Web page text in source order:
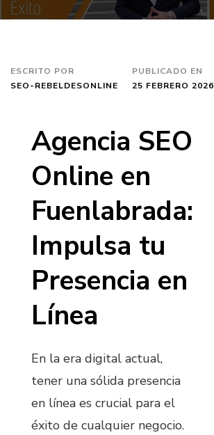
ESCRITO POR
SEO-REBELDESONLINE
PUBLICADO EN
25 FEBRERO 2026
Agencia SEO
Online en
Fuenlabrada:
Impulsa tu
Presencia en
Línea
En la era digital actual,
tener una sólida presencia
en línea es crucial para el
éxito de cualquier negocio.